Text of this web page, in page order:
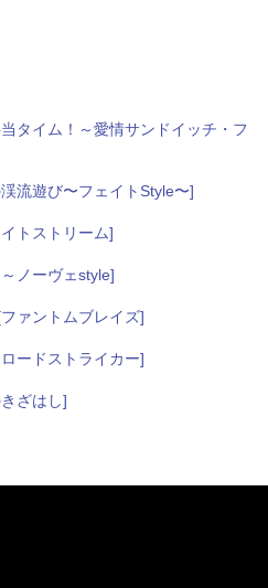
タイム！～愛情サンドイッチ・フ
流遊び〜フェイトStyle〜]
トストリーム]
ノーヴェstyle]
ァントムブレイズ]
ードストライカー]
ざはし]